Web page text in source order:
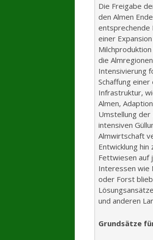
Die Freigabe
den Almen
entsprechende
einer
die
Intensivierung
Schaffung
Infrastruktur,
Almen,
Umstellung der
intensiven
Almwirtschaft
Entwicklung
Fettwiesen auf
Interessen wie
oder Forst
und anderen
Grundsätze